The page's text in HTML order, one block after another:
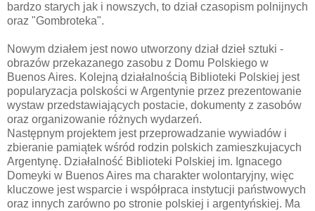
bardzo starych jak i nowszych, to dział czasopism polnijnych
oraz "Gombroteka".
Nowym działem jest nowo utworzony dział dzieł sztuki -
obrazów przekazanego zasobu z Domu Polskiego w
Buenos Aires. Kolejną działalnością Biblioteki Polskiej jest
popularyzacja polskości w Argentynie przez prezentowanie
wystaw przedstawiających postacie, dokumenty z zasobów
oraz organizowanie różnych wydarzeń.
Następnym projektem jest przeprowadzanie wywiadów i
zbieranie pamiątek wśród rodzin polskich zamieszkujacych
Argentynę. Działalność Biblioteki Polskiej im. Ignacego
Domeyki w Buenos Aires ma charakter wolontaryjny, więc
kluczowe jest wsparcie i współpraca instytucji państwowych
oraz innych zarówno po stronie polskiej i argentyńskiej. Ma